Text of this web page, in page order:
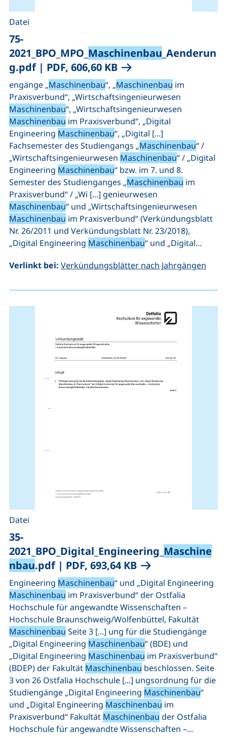
75-
2021_BPO_MPO_ Maschinenbau _Aenderun
g.pdf| PDF, 606,60 KB(öffnet neues
Datei
engänge „Maschinenbau“, „Maschinenbau im
Praxisverbund“, „Wirtschaftsingenieurwesen
Maschinenbau“, „Wirtschaftsingenieurwesen
Maschinenbau im Praxisverbund“, „Digital
Engineering Maschinenbau“, „Digital [...]
Fachsemester des Studiengangs „Maschinenbau“ /
„Wirtschaftsingenieurwesen Maschinenbau“ / „Digital
Engineering Maschinenbau“ bzw. im 7. und 8.
Semester des Studienganges „Maschinenbau im
Praxisverbund“ / „Wi [...] genieurwesen
Maschinenbau“ und „Wirtschaftsingenieurwesen
Maschinenbau im Praxisverbund“ (Verkündungsblatt
Nr. 26/2011 und Verkündungsblatt Nr. 23/2018),
„Digital Engineering Maschinenbau“ und „Digital...
Verlinkt bei: Verkündungsblätter nach Jahrgängen
35-
2021_BPO_Digital_Engineering_ Maschine
nbau.pdf| PDF, 693,64 KB(öffnet neues
Datei
Engineering Maschinenbau“ und „Digital Engineering
Maschinenbau im Praxisverbund“ der Ostfalia
Hochschule für angewandte Wissenschaften –
Hochschule Braunschweig/Wolfenbüttel, Fakultät
Maschinenbau Seite 3 [...] ung für die Studiengänge
„Digital Engineering Maschinenbau“ (BDE) und
„Digital Engineering Maschinenbau im Praxisverbund“
(BDEP) der Fakultät Maschinenbau beschlossen. Seite
3 von 26 Ostfalia Hochschule [...] ungsordnung für die
Studiengänge „Digital Engineering Maschinenbau“
und „Digital Engineering Maschinenbau im
Praxisverbund“ Fakultät Maschinenbau der Ostfalia
Hochschule für angewandte Wissenschaften –...